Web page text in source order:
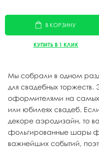
В КОРЗИНУ
КУПИТЬ В 1 КЛИК
Мы собрали в одном
для свадебных
оформителями на самых
или юбилеях свадеб.
декоре аэродизайн, то
фольгированные шары
важнейших событий,